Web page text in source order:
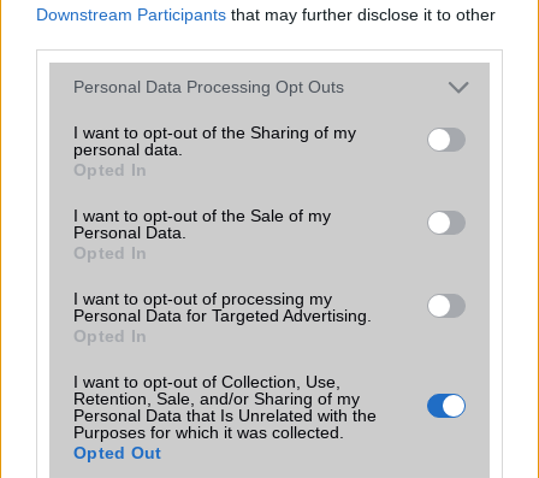
Downstream Participants that may further disclose it to other
Please note that this website/app uses one or more Google
not limited to your visit or usage behaviour. You may click to
grant or deny consent to Google and its third-party tags to
use your data for below specified purposes in below Google
consent section.
Personal Data Processing Opt Outs
I want to opt-out of the Sharing of my
personal data.
Opted In
I want to opt-out of the Sale of my
Personal Data.
Opted In
I want to opt-out of processing my
Personal Data for Targeted Advertising.
Opted In
I want to opt-out of Collection, Use,
Retention, Sale, and/or Sharing of my
Personal Data that Is Unrelated with the
Purposes for which it was collected.
Opted Out
Iránytũ ecompass
Extrák Nincs
Vibra jelzés
SIM típus nanoSIM
SIM-ek száma
Flight mode Van
Terület
Funkciók 90Hz frissítési gyakoriság
Brand Nincs
Védelem